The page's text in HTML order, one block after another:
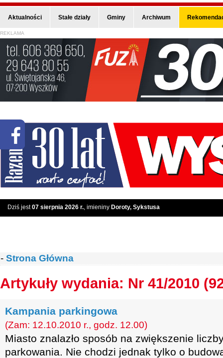
Aktualności Stałe działy Gminy Archiwum
REKLAMA
Dziś jest07 sierpnia 2026 r., imieniny Doroty, Sykstusa
- Strona Główna
Artykuły wydania: Nr 41/2010
Kampania parkingowa
(Zam: 12.10.2010 r., godz. 12.00)
Miasto znalazło sposób na zwiększenie
parkowania. Nie chodzi jednak tylko o